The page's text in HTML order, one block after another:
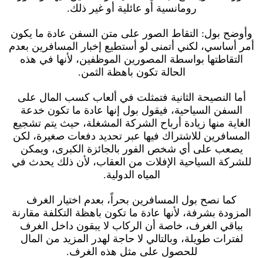
رومانسية أو عائلية أو غير ذلك.
وأوضح بول: التقاط الصور على متن السفن عادة ما يكون
أمر أساسي، لكني أتمنى لو أستطيع إخبار المسافرين بعدم
التقاطتها بواسطة المصورين الموظفين، لأنها في هذه
الحالة تكون باهظة الثمن.
أما النصيحة الثانية فتمثلت في ألعاب كسب المال على
السفن السياحية، فيقول بول إنها عادة ما تكون خدعة
الغاية منها زيادة أرباح الشركة المشغلة، حيث يتم تشجيع
المسافرين للاشتراك فيها عبر تحديد دفعات صغيرة، لكن
يصعب على أي شخص الفور بالجائزة الكبرى، ويمكن
للشركة السياحية الإفلات من العقاب، لأن ذلك يحدث في
المياه الدولية.
كما نصح بول المسافرين بحراً، بعدم اختيار الغرف
المزودة بشرفة، لأنها عادة ما تكون باهظة التكلفة مقارنة
بباقي الغرف، خاصة أن الركاب لا يبقون داخل الغرف
لفترات طويلة، وبالتالي لا حاجة لهدر المزيد من المال
للحصول على مثل هذه الغرف.